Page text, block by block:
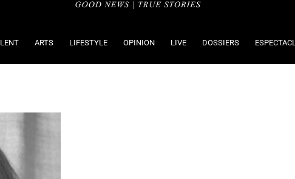
ARTS LIFESTYLE OPINION LIVE DOSSIERS